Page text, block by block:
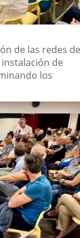
de las redes de
de
los